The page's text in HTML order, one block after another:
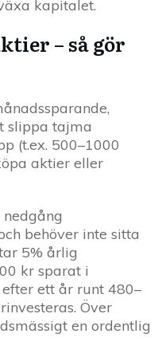
kapitalet.
– så gör
slippa tajma
(t.ex. 500–1000
aktier eller
behöver inte sitta
5% årlig
kr sparat i
ett år runt 480–
Över
en ordentlig